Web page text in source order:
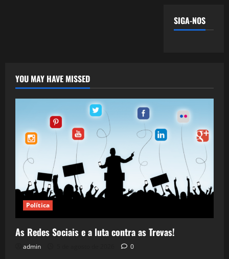
SIGA-NOS
YOU MAY HAVE MISSED
Política
As Redes Sociais e a luta contra as Trevas!
admin 0